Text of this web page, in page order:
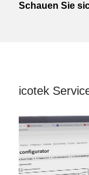
Schauen Sie
icotek